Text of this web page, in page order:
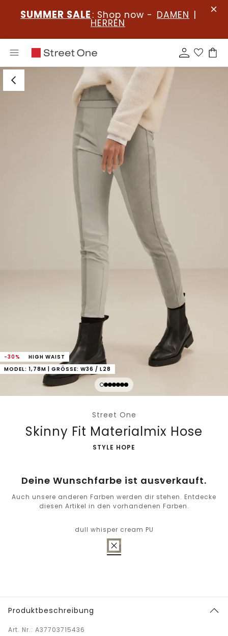
SUMMER SALE : Shop now - DAMEN |
HERREN
-30%
HIGH WAIST
MODEL: 1,78M | GRÖSSE: W36 / L28
Street One
Skinny Fit Materialmix Hose
-
STYLE HOPE
Deine Wunschfarbe ist ausverkauft.
Auch unsere anderen Farben werden dir stehen. Entdecke
diesen Artikel in den vorhandenen Farben.
dull whisper cream PU
Produktbeschreibung
Art. Nr.: A37703715436